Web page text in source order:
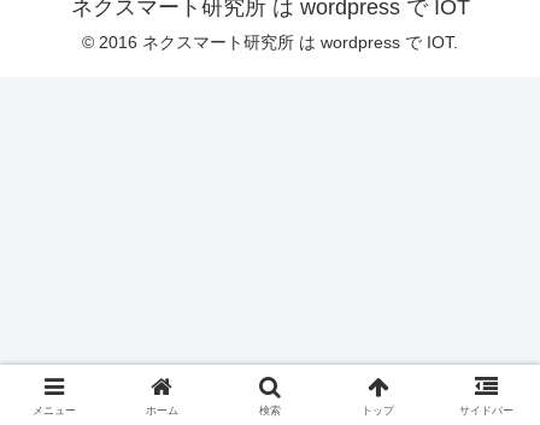
ネクスマート研究所 は wordpress で IOT
© 2016 ネクスマート研究所 は wordpress で IOT.
メニュー ホーム 検索 トップ サイドバー